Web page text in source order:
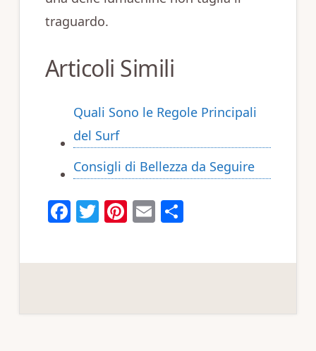
traguardo.
Articoli Simili
Quali Sono le Regole Principali
del Surf
Consigli di Bellezza da Seguire
F
c
o
T
it
Pi
te
E
ai
C
n
di